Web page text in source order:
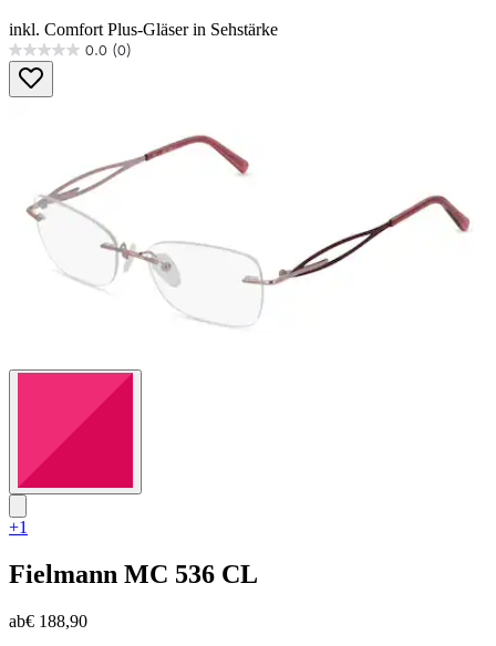
inkl. Comfort Plus-Gläser in Sehstärke
0.0 (0)
0.0
von
5
+1
Fielmann MC 536 CL
ab€ 188,90